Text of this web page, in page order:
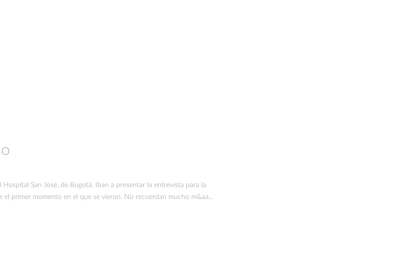
San José, de Bogotá. Iban a presentar la entrevista para la
el primer momento en el que se vieron. No recuerdan mucho m&aa...